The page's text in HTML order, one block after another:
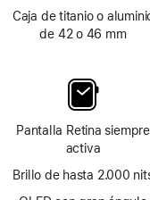
Caja de titanio o
de 42 o 46 mm
Pantalla Retina siempre
activa
Brillo de hasta 2.000